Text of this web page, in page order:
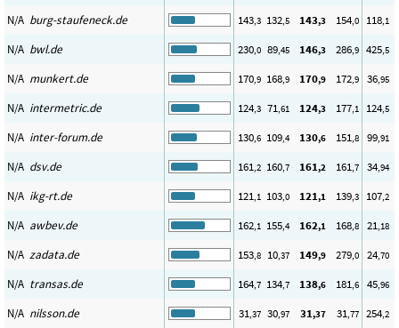
N/A burg-staufeneck.de 143,3 132,5 143,3 154,0 118,1
N/A bwl.de 230,0 89,45 146,3 286,9 425,5
N/A munkert.de 170,9 168,9 170,9 172,9 36,95
N/A intermetric.de 124,3 71,61 124,3 177,1 124,5
N/A inter-forum.de 130,6 109,4 130,6 151,8 99,91
N/A dsv.de 161,2 160,7 161,2 161,7 34,94
N/A ikg-rt.de 121,1 103,0 121,1 139,3 107,2
N/A awbev.de 162,1 155,4 162,1 168,8 21,18
N/A zadata.de 153,8 10,37 149,9 279,0 24,70
N/A transas.de 164,7 134,7 138,6 181,6 45,96
N/A nilsson.de 31,37 30,97 31,37 31,77 254,2